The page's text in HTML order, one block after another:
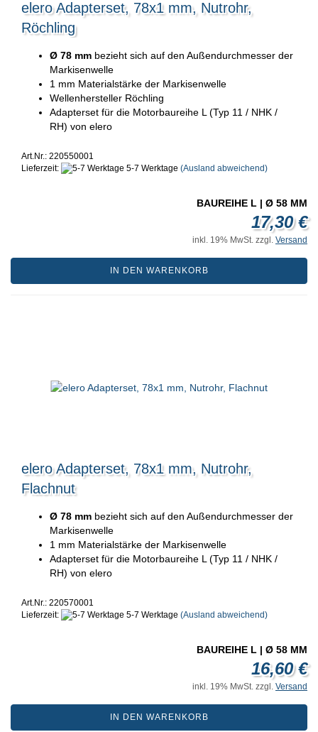
elero Adapterset, 78x1 mm, Nutrohr,
Röchling
Ø 78 mm bezieht sich auf den Außendurchmesser der
Markisenwelle
1 mm Materialstärke der Markisenwelle
Wellenhersteller Röchling
Adapterset für die Motorbaureihe L (Typ 11 / NHK /
RH) von elero
Art.Nr.: 220550001
Lieferzeit:
5-7 Werktage (Ausland abweichend)
BAUREIHE L | Ø 58 MM
17,30 €
inkl. 19% MwSt. zzgl. Versand
IN DEN WARENKORB
elero Adapterset, 78x1 mm, Nutrohr,
Flachnut
Ø 78 mm bezieht sich auf den Außendurchmesser der
Markisenwelle
1 mm Materialstärke der Markisenwelle
Adapterset für die Motorbaureihe L (Typ 11 / NHK /
RH) von elero
Art.Nr.: 220570001
Lieferzeit:
5-7 Werktage (Ausland abweichend)
BAUREIHE L | Ø 58 MM
16,60 €
inkl. 19% MwSt. zzgl. Versand
IN DEN WARENKORB